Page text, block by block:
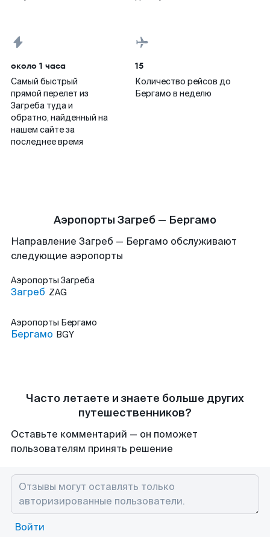
около 1 часа
Самый быстрый
прямой перелет из
Загреба туда и
обратно, найденный на
нашем сайте за
последнее время
15
Количество рейсов до
Бергамо в неделю
Аэропорты Загреб — Бергамо
Направление Загреб — Бергамо обслуживают
следующие аэропорты
Аэропорты Загреба
Загреб ZAG
Аэропорты Бергамо
Бергамо BGY
Часто летаете и знаете больше других
путешественников?
Оставьте комментарий — он поможет
пользователям принять решение
Войти